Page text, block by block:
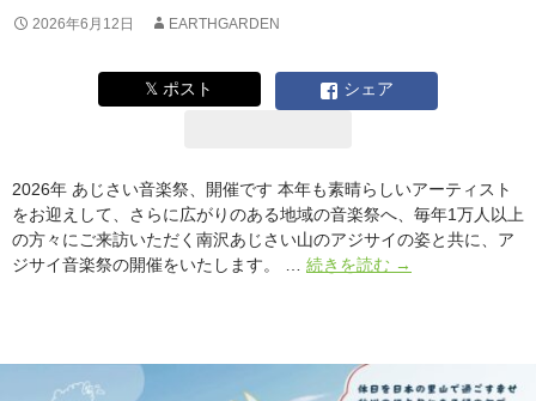
2026年6月12日 EARTHGARDEN
𝕏 ポスト シェア
2026年 あじさい音楽祭、開催です 本年も素晴らしいアーティスト
をお迎えして、さらに広がりのある地域の音楽祭へ、毎年1万人以上
の方々にご来訪いただく南沢あじさい山のアジサイの姿と共に、ア
ジサイ音楽祭の開催をいたします。 … 続きを読む ア
楽
→